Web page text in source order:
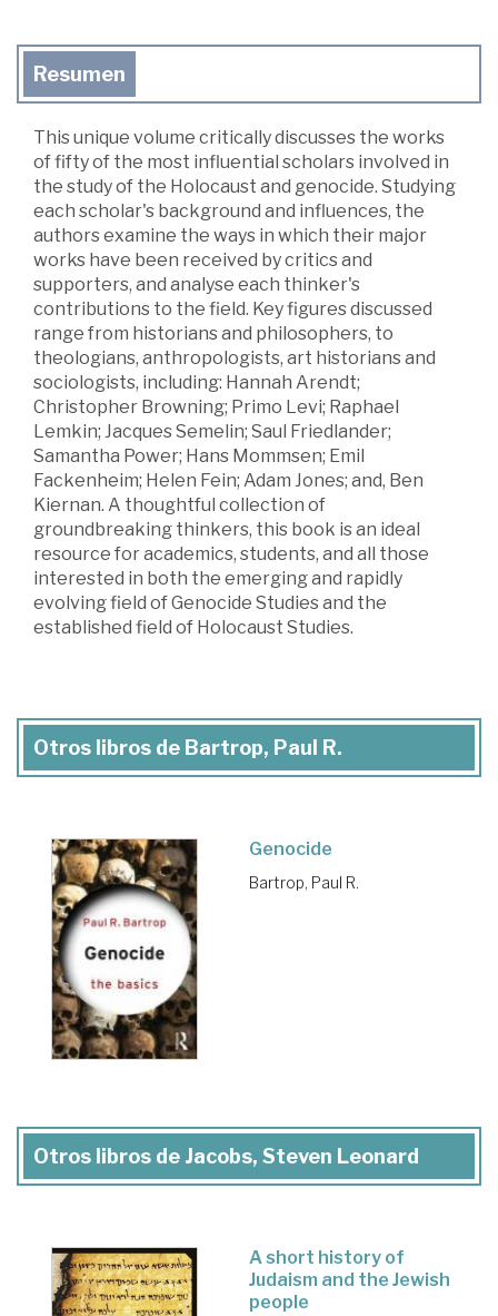
Resumen
This unique volume critically discusses the works
of fifty of the most influential scholars involved in
the study of the Holocaust and genocide. Studying
each scholar's background and influences, the
authors examine the ways in which their major
works have been received by critics and
supporters, and analyse each thinker's
contributions to the field. Key figures discussed
range from historians and philosophers, to
theologians, anthropologists, art historians and
sociologists, including: Hannah Arendt;
Christopher Browning; Primo Levi; Raphael
Lemkin; Jacques Semelin; Saul Friedlander;
Samantha Power; Hans Mommsen; Emil
Fackenheim; Helen Fein; Adam Jones; and, Ben
Kiernan. A thoughtful collection of
groundbreaking thinkers, this book is an ideal
resource for academics, students, and all those
interested in both the emerging and rapidly
evolving field of Genocide Studies and the
established field of Holocaust Studies.
Otros libros de Bartrop, Paul R.
Genocide
Bartrop, Paul R.
Otros libros de Jacobs, Steven Leonard
A short history of
Judaism and the Jewish
people